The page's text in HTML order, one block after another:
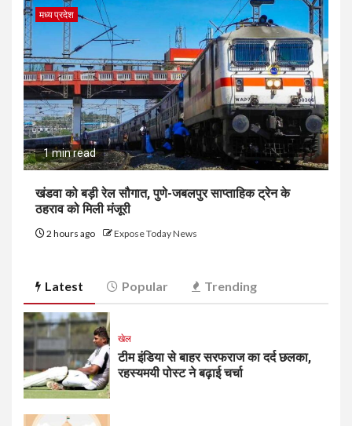
मध्य प्रदेश
1 min read
खंडवा को बड़ी रेल सौगात, पुणे-जबलपुर साप्ताहिक ट्रेन के
ठहराव को मिली मंजूरी
2 hours ago Expose Today News
Latest Popular Trending
खेल
टीम इंडिया से बाहर सरफराज का दर्द छलका,
रहस्यमयी पोस्ट ने बढ़ाई चर्चा